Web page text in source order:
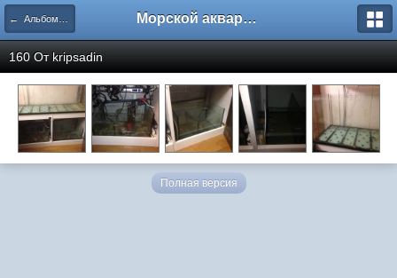
← Альбомы пользователей Морской аквариум. Форумы ReefCentral.ru
160 От kripsadin
Полная версия